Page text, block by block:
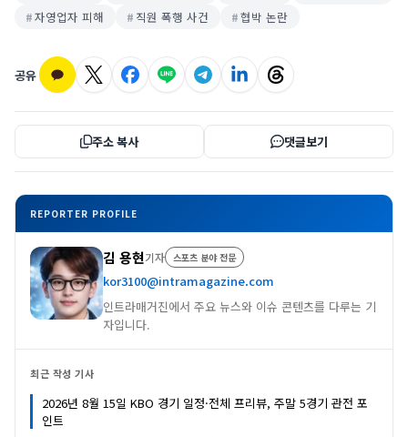
자영업자 피해
직원 폭행 사건 협박 논란
공유
주소 복사 댓글보기
REPORTER PROFILE
김 용현기자 스포츠 분야 전문
kor3100@intramagazine.com
인트라매거진에서 주요 뉴스와 이슈 콘텐츠를 다루는 기
자입니다.
최근 작성 기사
2026년 8월 15일 KBO 경기 일정·전체 프리뷰, 주말 5경기 관전 포
인트